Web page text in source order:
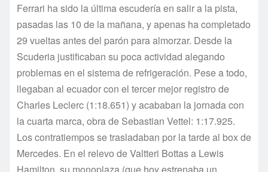
Ferrari ha sido la última escudería en salir a la pista,
pasadas las 10 de la mañana, y apenas ha completado
29 vueltas antes del parón para almorzar. Desde la
Scuderia justificaban su poca actividad alegando
problemas en el sistema de refrigeración. Pese a todo,
llegaban al ecuador con el tercer mejor registro de
Charles Leclerc (1:18.651) y acababan la jornada con
la cuarta marca, obra de Sebastian Vettel: 1:17.925.
Los contratiempos se trasladaban por la tarde al box de
Mercedes. En el relevo de Valtteri Bottas a Lewis
Hamilton, su monoplaza (que hoy estrenaba un